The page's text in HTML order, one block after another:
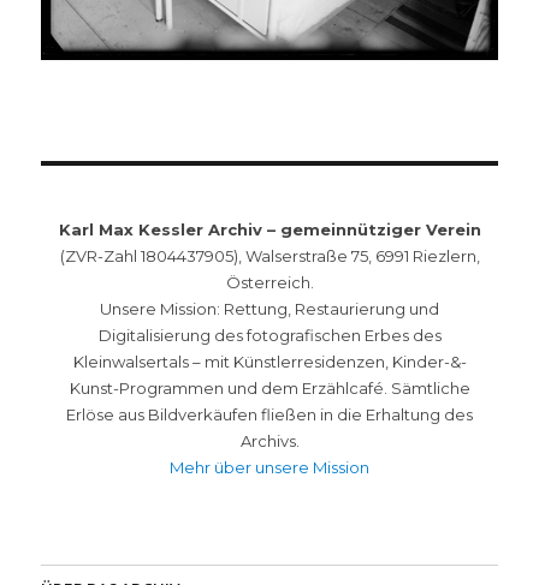
Karl Max Kessler Archiv – gemeinnütziger Verein
(ZVR-Zahl 1804437905), Walserstraße 75, 6991 Riezlern,
Österreich.
Unsere Mission: Rettung, Restaurierung und
Digitalisierung des fotografischen Erbes des
Kleinwalsertals – mit Künstlerresidenzen, Kinder-&-
Kunst-Programmen und dem Erzählcafé. Sämtliche
Erlöse aus Bildverkäufen fließen in die Erhaltung des
Archivs.
Mehr über unsere Mission